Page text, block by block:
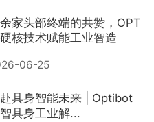
家头部终端的共赞，OPT
核技术赋能工业智造
06-25
具身智能未来 | Optibot
具身工业解...